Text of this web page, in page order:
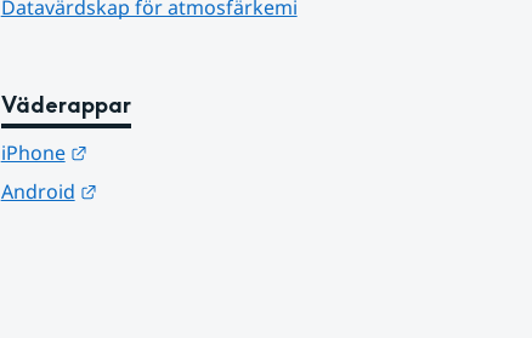
Datavärdskap för atmosfärkemi
Väderappar
iPhone
Länk till annan webbplats.
Android
Länk till annan webbplats.